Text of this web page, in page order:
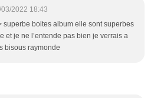
2022 18:43
superbe boites album elle sont superbes
et je ne l’entende pas bien je verrais a
bisous raymonde